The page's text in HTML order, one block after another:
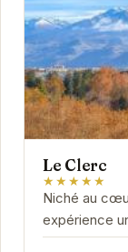
Le Clerc
★★★★★
Niché au
expérience
confort